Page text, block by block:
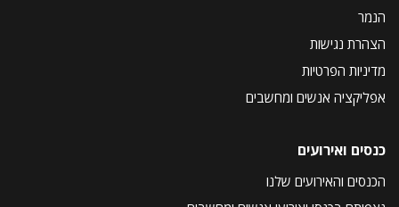
הנמר
הצהרת נגישות
מדיניות הפרטיות
אפליקציה אנשים ומחשבים
כנסים ואירועים
הכנסים והאירועים שלנו